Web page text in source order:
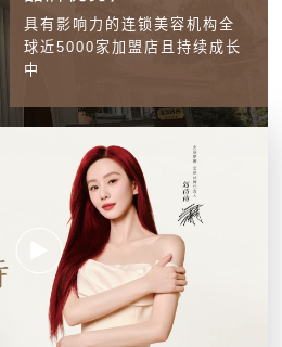
具有影响力的连锁美容机构全
球近5000家加盟店且持续成长
中